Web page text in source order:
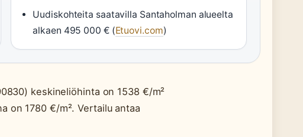
Uudiskohteita saatavilla Santaholman alueelta
alkaen 495 000 € (Etuovi.com)
keskineliöhinta on 1538 €/m²
on 1780 €/m². Vertailu antaa